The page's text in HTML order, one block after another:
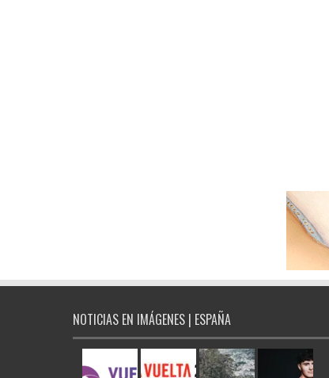
NOTICIAS EN IMÁGENES | ESPAÑA